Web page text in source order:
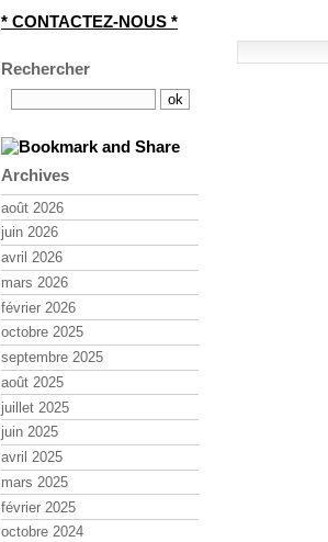
* CONTACTEZ-NOUS *
Rechercher
Archives
août 2026
juin 2026
avril 2026
mars 2026
février 2026
octobre 2025
septembre 2025
août 2025
juillet 2025
juin 2025
avril 2025
mars 2025
février 2025
octobre 2024